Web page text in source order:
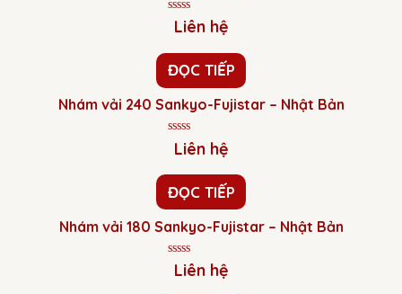
Được
xếp
0
5
sao
Liên hệ
ĐỌC TIẾP
Nhám vải 240 Sankyo-Fujistar – Nhật Bản
Được
xếp
5
sao
Liên hệ
ĐỌC TIẾP
Nhám vải 180 Sankyo-Fujistar – Nhật Bản
Được
xếp
Liên hệ